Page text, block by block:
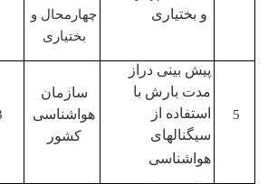
و بختیاری
چهارمحال و
پیش بینی دراز
مدت بارش با
استفاده از
سیگنالهای
هواشناسی
سازمان
هواشناسی
1383